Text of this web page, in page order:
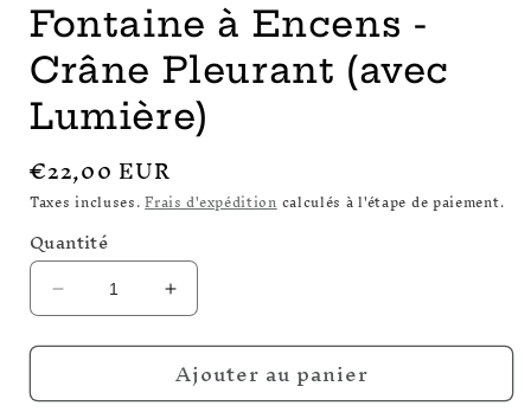
Fontaine à Encens -
Crâne Pleurant (avec
Lumière)
Prix
habituel
€22,00 EUR
Taxes incluses.Frais d'expéditioncalculés à l'étape de paiement.
Quantité
Réduire
la
quantité
Fontaine
Augmenter
la
quantité
de
Fontaine
Ajouter au panier